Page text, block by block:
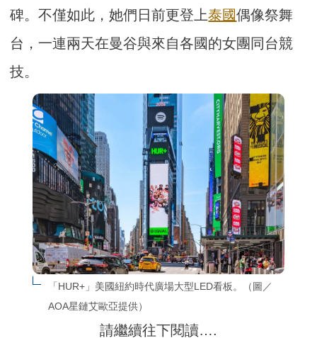
碑。不僅如此，她們日前更登上泰國偶像祭舞
台，一連兩天在曼谷與來自各國的女團同台競
技。
「HUR+」美國紐約時代廣場大型LED看板。（圖／
AOA星鏈艾歐亞提供）
請繼續往下閱讀….